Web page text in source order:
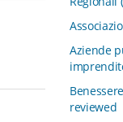
Aziende
reviewed